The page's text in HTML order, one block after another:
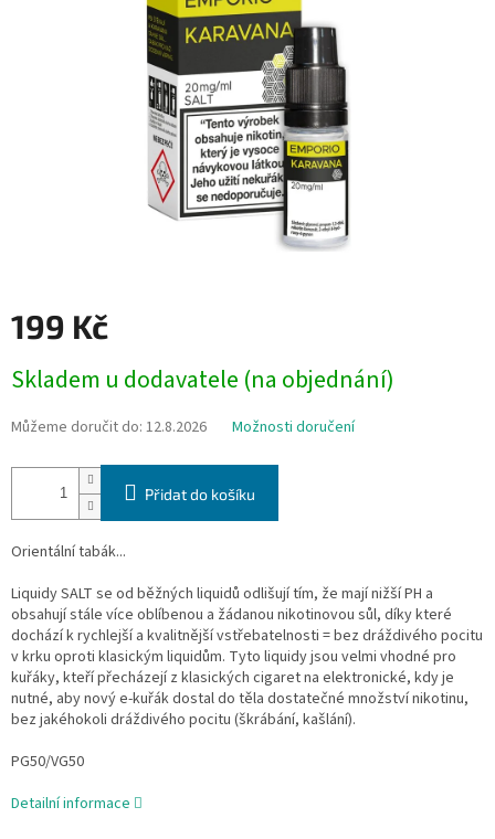
199 Kč
cena:
Skladem u dodavatele (na objednání)
Můžeme doručit do: 12.8.2026 Možnosti doručení
Přidat do košíku
Orientální tabák...
Liquidy SALT se od běžných liquidů odlišují tím, že mají nižší PH a
obsahují stále více oblíbenou a žádanou nikotinovou sůl, díky které
dochází k rychlejší a kvalitnější vstřebatelnosti = bez dráždivého pocitu
v krku oproti klasickým liquidům. Tyto liquidy jsou velmi vhodné pro
kuřáky, kteří přecházejí z klasických cigaret na elektronické, kdy je
nutné, aby nový e-kuřák dostal do těla dostatečné množství nikotinu,
bez jakéhokoli dráždivého pocitu (škrábání, kašlání).
PG50/VG50
Detailní informace